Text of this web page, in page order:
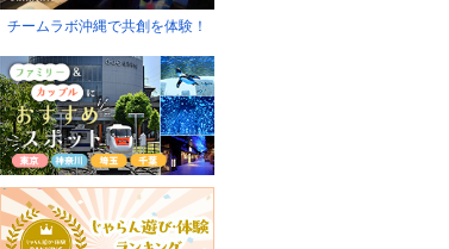
チームラボ沖縄で共創を体験！